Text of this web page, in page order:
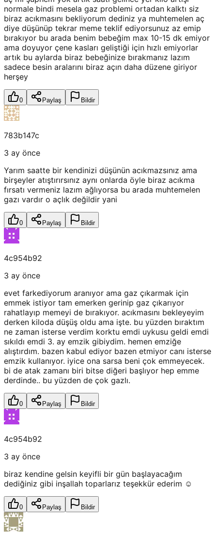
normale bindi mesela gaz problemi ortadan kalktı siz
biraz acıkmasını bekliyorum dediniz ya muhtemelen aç
diye düşünüp tekrar meme teklif ediyorsunuz az emip
bırakıyor bu arada benim bebeğim max 10-15 dk emiyor
ama doyuyor çene kasları geliştiği için hızlı emiyorlar
artık bu aylarda biraz bebeğinize bırakmanız lazım
sadece besin aralarını biraz açın daha düzene giriyor
herşey
0 Paylaş Bildir
783b147c
3 ay önce
Yarım saatte bir kendinizi düşünün acıkmazsınız ama
birşeyler atıştırırsınız aynı onlarda öyle biraz acıkma
fırsatı vermeniz lazım ağlıyorsa bu arada muhtemelen
gazı vardır o açlık değildir yani
0 Paylaş Bildir
4c954b92
3 ay önce
evet farkediyorum aranıyor ama gaz çıkarmak için
emmek istiyor tam emerken gerinip gaz çıkarıyor
rahatlayıp memeyi de bırakıyor. acıkmasını bekleyeyim
derken kiloda düşüş oldu ama işte. bu yüzden bıraktım
ne zaman isterse verdim korktu emdi uykusu geldi emdi
sıkıldı emdi 3. ay emzik gibiydim. hemen emziğe
alıştırdım. bazen kabul ediyor bazen etmiyor canı isterse
emzik kullanıyor. iyice ona sarsa beni çok emmeyecek.
bi de atak zamanı biri bitse diğeri başlıyor hep emme
derdinde.. bu yüzden de çok gazlı.
0 Paylaş Bildir
4c954b92
3 ay önce
biraz kendine gelsin keyifli bir gün başlayacağım
dediğiniz gibi inşallah toparlarız teşekkür ederim ☺️
0 Paylaş Bildir